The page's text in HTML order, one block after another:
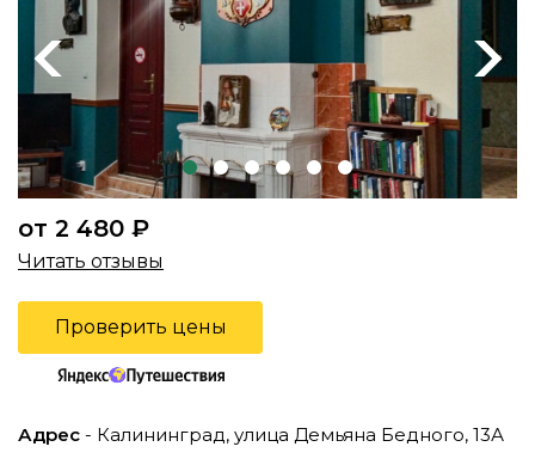
Previous Next
от 2 480 ₽
Читать отзывы
Проверить цены
Адрес - Калининград, улица Демьяна Бедного, 13А